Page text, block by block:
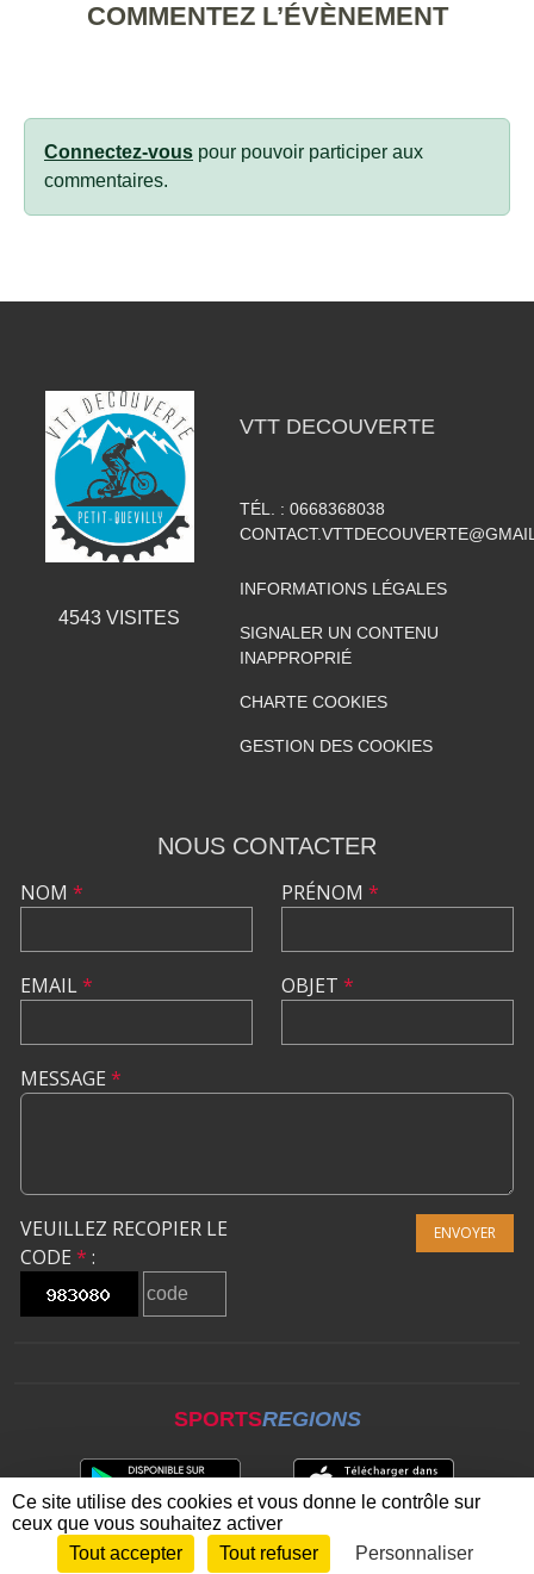
COMMENTEZ L’ÉVÈNEMENT
Connectez-vous pour pouvoir participer aux
commentaires.
4543 VISITES
VTT DECOUVERTE
TÉL. : 0668368038
INFORMATIONS LÉGALES
SIGNALER UN CONTENU
INAPPROPRIÉ
CHARTE COOKIES
GESTION DES COOKIES
NOUS CONTACTER
NOM *
EMAIL*
PRÉNOM *
OBJET *
MESSAGE *
VEUILLEZ RECOPIER LE
CODE * :
ENVOYER
SPORTSREGIONS
Envie de participer ? CONNEXION
Ce site utilise des cookies et vous donne le contrôle sur
ceux que vous souhaitez activer
Tout accepter
Tout refuser Personnaliser